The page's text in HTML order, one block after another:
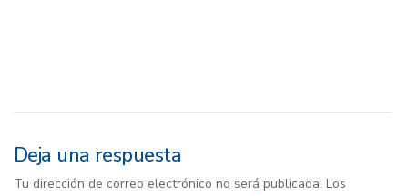
Deja una respuesta
Tu dirección de correo electrónico no será publicada. Los